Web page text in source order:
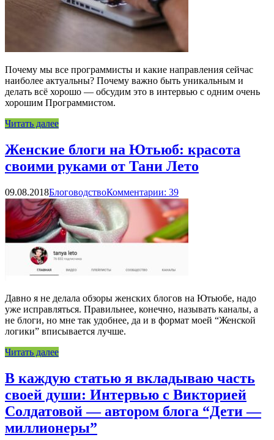
Почему мы все программисты и какие направления сейчас
наиболее актуальны? Почему важно быть уникальным и
делать всё хорошо — обсудим это в интервью с одним очень
хорошим Программистом.
Читать далее
Женские блоги на Ютьюб: красота
своими руками от Тани Лето
09.08.2018БлоговодствоКомментарии: 39
Давно я не делала обзоры женских блогов на Ютьюбе, надо
уже исправляться. Правильнее, конечно, называть каналы, а
не блоги, но мне так удобнее, да и в формат моей “Женской
логики” вписывается лучше.
Читать далее
В каждую статью я вкладываю часть
своей души: Интервью с Викторией
Солдатовой — автором блога “Дети —
миллионеры”